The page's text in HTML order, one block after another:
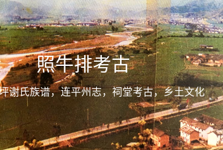
照牛排考古
谢氏族谱，连平州志，祠堂考古，乡土文化